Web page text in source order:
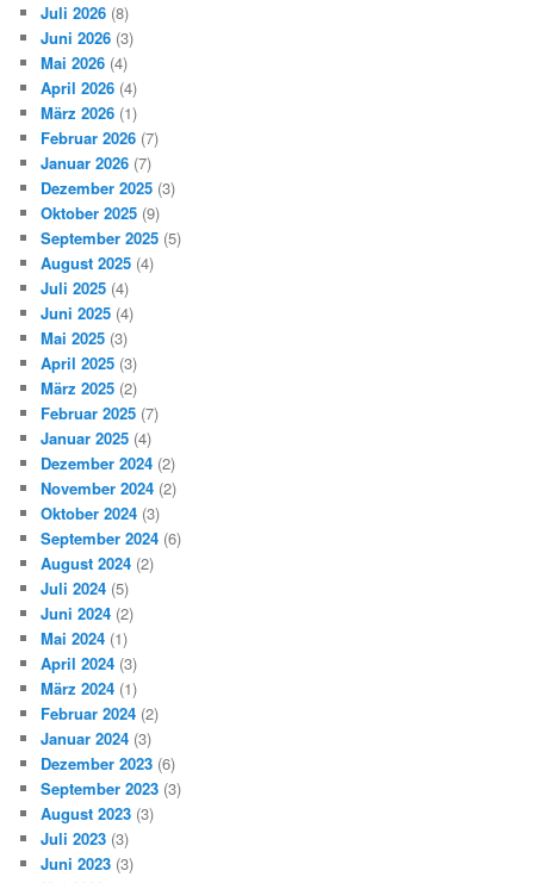
Juli 2026 (8)
Juni 2026 (3)
Mai 2026 (4)
April 2026 (4)
März 2026 (1)
Februar 2026 (7)
Januar 2026 (7)
Dezember 2025 (3)
Oktober 2025 (9)
September 2025 (5)
August 2025 (4)
Juli 2025 (4)
Juni 2025 (4)
Mai 2025 (3)
April 2025 (3)
März 2025 (2)
Februar 2025 (7)
Januar 2025 (4)
Dezember 2024 (2)
November 2024 (2)
Oktober 2024 (3)
September 2024 (6)
August 2024 (2)
Juli 2024 (5)
Juni 2024 (2)
Mai 2024 (1)
April 2024 (3)
März 2024 (1)
Februar 2024 (2)
Januar 2024 (3)
Dezember 2023 (6)
September 2023 (3)
August 2023 (3)
Juli 2023 (3)
Juni 2023 (3)